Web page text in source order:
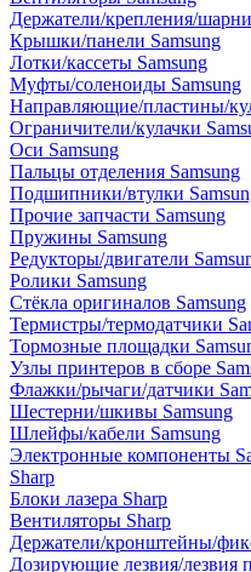
Держатели/крепления/
Крышки/панели Samsung
Лотки/кассеты Samsung
Муфты/соленоиды Samsung
Направляющие/пластины/
Ограничители/кулачки
Оси Samsung
Пальцы отделения Samsung
Подшипники/втулки
Прочие запчасти Samsung
Пружины Samsung
Редукторы/двигатели
Ролики Samsung
Стёкла оригиналов Samsung
Термистры/термодатчики
Тормозные площадки
Узлы принтеров в сборе
Флажки/рычаги/датчики
Шестерни/шкивы Samsung
Шлейфы/кабели Samsung
Электронные компоненты
Sharp
Блоки лазера Sharp
Вентиляторы Sharp
Держатели/кронштейны/
Дозирующие лезвия/лезвия